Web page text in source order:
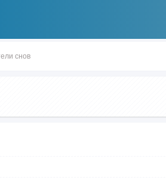
снов